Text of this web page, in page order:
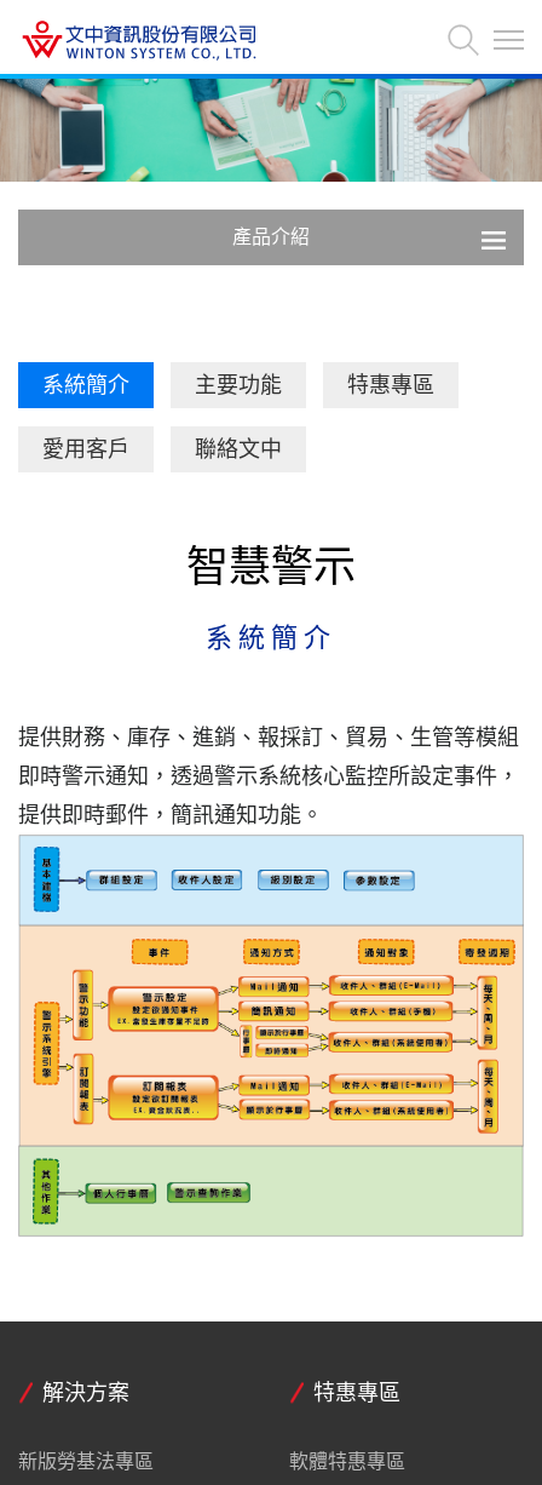
產品介紹
系統簡介 主要功能 特惠專區
愛用客戶 聯絡文中
智慧警示
系統簡介
提供財務、庫存、進銷、報採訂、貿易、生管等模組
即時警示通知，透過警示系統核心監控所設定事件，
提供即時郵件，簡訊通知功能。
解決方案
新版勞基法專區
特惠專區
軟體特惠專區